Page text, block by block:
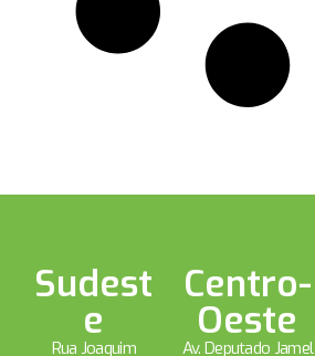
Sudest
e
Rua Joaquim
Centro-
Oeste
Av. Deputado Jamel